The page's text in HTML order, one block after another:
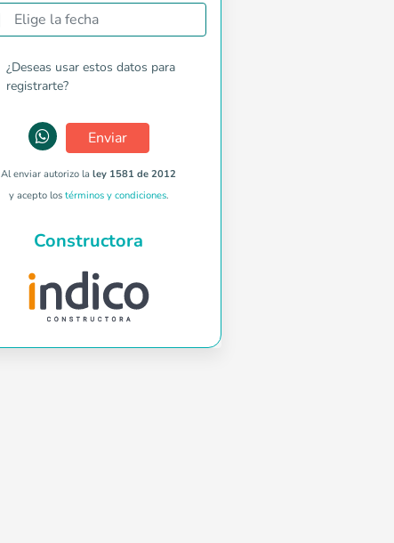
Elige la fecha
¿Deseas usar estos datos para
registrarte?
Enviar
Al enviar autorizo la ley 1581 de 2012
y acepto los términos y condiciones.
Constructora